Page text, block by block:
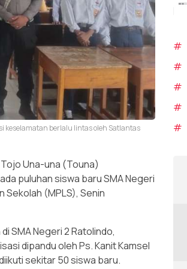
keselamatan berlalu lintas oleh Satlantas
Tojo Una-una (Touna)
puluhan siswa baru SMA Negeri
Sekolah (MPLS), Senin
SMA Negeri 2 Ratolindo,
dipandu oleh Ps. Kanit Kamsel
sekitar 50 siswa baru.
#
#
#
#
#